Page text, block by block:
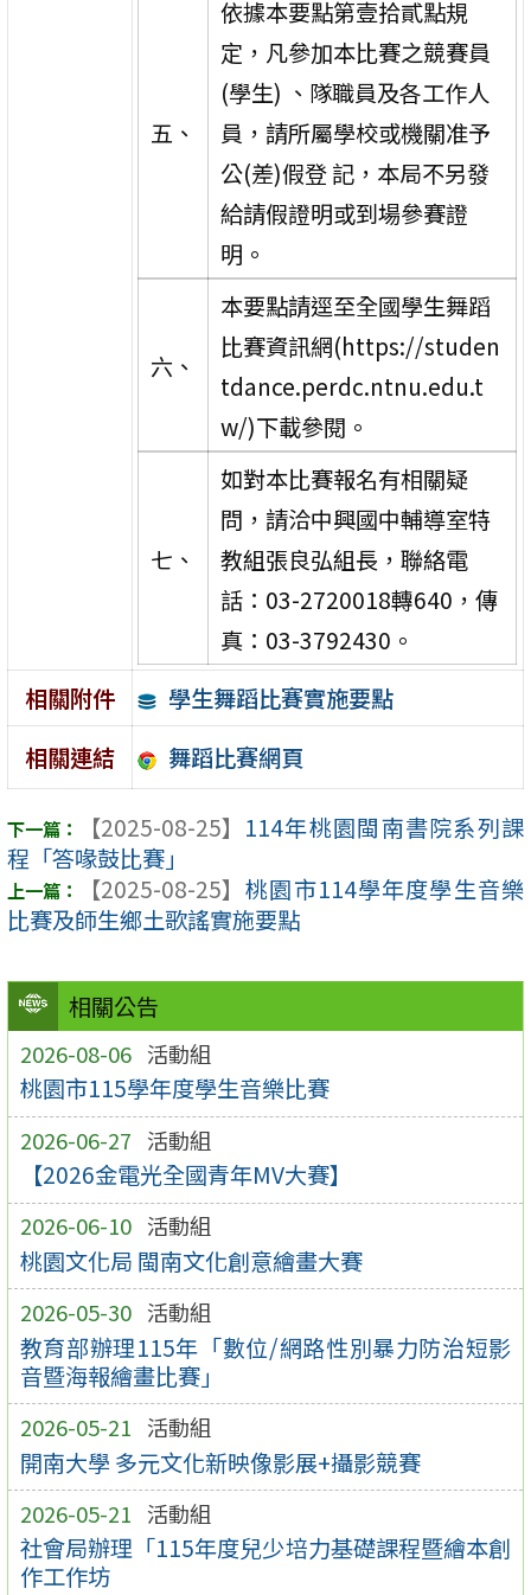
相關公告
2026-08-06 活動組
桃園市115學年度學生音樂比賽
2026-06-27 活動組
【2026金電光全國青年MV大賽】
2026-06-10 活動組
桃園文化局 閩南文化創意繪畫大賽
2026-05-30 活動組
教育部辦理115年「數位/網路性別暴力防治短影
音暨海報繪畫比賽」
2026-05-21 活動組
開南大學 多元文化新映像影展+攝影競賽
2026-05-21 活動組
社會局辦理「115年度兒少培力基礎課程暨繪本創
作工作坊
五、
依據本要點第壹拾貳點規
定，凡參加本比賽之競賽員
(學生) 、隊職員及各工作人
員，請所屬學校或機關准予
公(差)假登 記，本局不另發
給請假證明或到場參賽證
明。
六、
本要點請逕至全國學生舞蹈
比賽資訊網(https://studen
tdance.perdc.ntnu.edu.t
w/)下載參閱。
七、
如對本比賽報名有相關疑
問，請洽中興國中輔導室特
教組張良弘組長，聯絡電
話：03-2720018轉640，傳
真：03-3792430。
相關附件
學生舞蹈比賽實施要點
相關連結
舞蹈比賽網頁
【2025-08-25】 114年桃園閩南書院系列課
程「答喙鼓比賽」
【2025-08-25】 桃園市114學年度學生音樂
比賽及師生鄉土歌謠實施要點